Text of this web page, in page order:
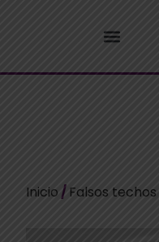
Inicio/Falsos techos